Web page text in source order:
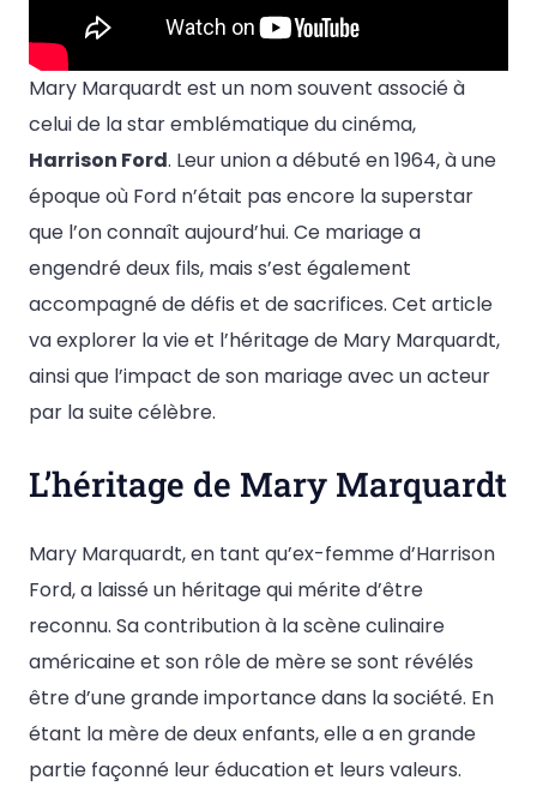
Mary Marquardt est un nom souvent associé à
celui de la star emblématique du cinéma,
Harrison Ford. Leur union a débuté en 1964, à une
époque où Ford n’était pas encore la superstar
que l’on connaît aujourd’hui. Ce mariage a
engendré deux fils, mais s’est également
accompagné de défis et de sacrifices. Cet article
va explorer la vie et l’héritage de Mary Marquardt,
ainsi que l’impact de son mariage avec un acteur
par la suite célèbre.
L’héritage de Mary Marquardt
Mary Marquardt, en tant qu’ex-femme d’Harrison
Ford, a laissé un héritage qui mérite d’être
reconnu. Sa contribution à la scène culinaire
américaine et son rôle de mère se sont révélés
être d’une grande importance dans la société. En
étant la mère de deux enfants, elle a en grande
partie façonné leur éducation et leurs valeurs.